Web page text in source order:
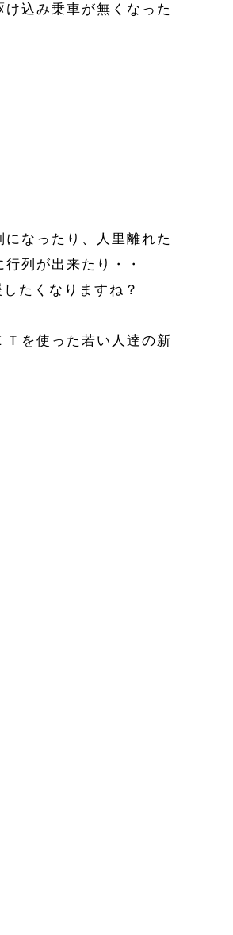
込み乗車が無くなった
なったり、人里離れた
列が出来たり・・
たくなりますね？
を使った若い人達の新